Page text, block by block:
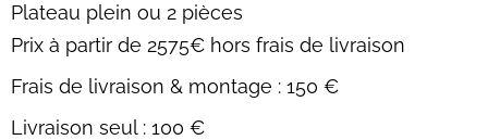
Plateau plein ou 2 pièces
Prix à partir de 2575€ hors frais de livraison
Frais de livraison & montage : 150 €
Livraison seul : 100 €